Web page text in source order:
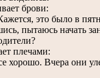
брови:
это было в
пытаюсь начать
плечами:
хорошо. Вчера они